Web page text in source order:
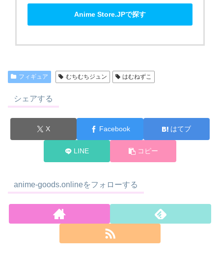
Anime Store.JPで探す
フィギュア むちむちジュン は​むねずこ
シェアする
X Facebook はてブ
LINE コピー
anime-goods.onlineをフォローする